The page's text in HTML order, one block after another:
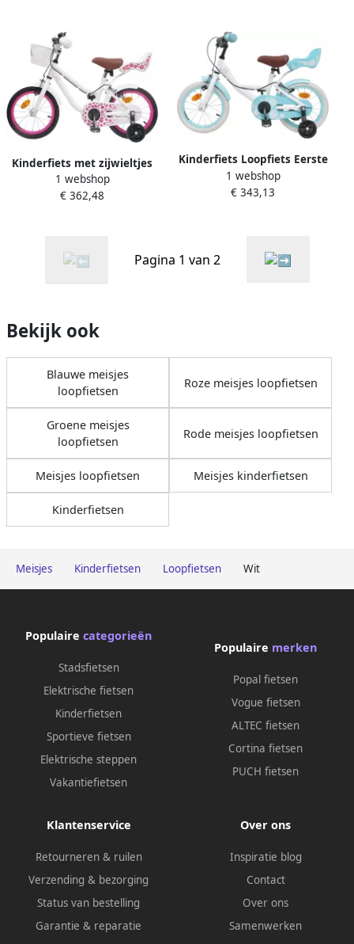
Meisjes Kinderfietsen Loopfietsen Wit
Kinderfiets met zijwieltjes
Loopfiets voor kinderen
Leren fietsen Verstelbaar
1 webshop
€ 362,48
Kinderfiets Loopfiets Eerste
Fietsavonturen Stalen
Frame 14 inch Wit
1 webshop
€ 343,13
Pagina 1 van 2
Bekijk ook
Blauwe meisjes
loopfietsen
Roze meisjes loopfietsen
Groene meisjes
loopfietsen
Rode meisjes loopfietsen
Meisjes loopfietsen Meisjes kinderfietsen
Kinderfietsen
Populaire categorieën
Stadsfietsen
Elektrische fietsen
Kinderfietsen
Sportieve fietsen
Elektrische steppen
Vakantiefietsen
Populaire merken
Popal fietsen
Vogue fietsen
ALTEC fietsen
Cortina fietsen
PUCH fietsen
Klantenservice
Retourneren & ruilen
Verzending & bezorging
Status van bestelling
Garantie & reparatie
Over ons
Inspiratie blog
Contact
Over ons
Samenwerken